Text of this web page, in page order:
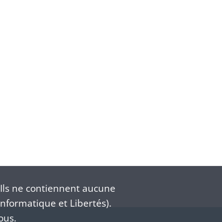
ne contiennent aucune
et Libertés).